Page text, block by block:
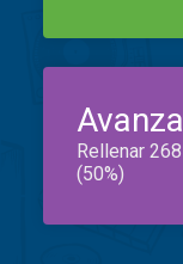
Rellenar
(50%)